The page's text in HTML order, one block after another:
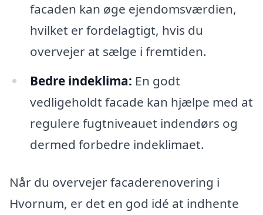
facaden kan øge ejendomsværdien,
hvilket er fordelagtigt, hvis du
overvejer at sælge i fremtiden.
Bedre indeklima: En godt
vedligeholdt facade kan hjælpe med at
regulere fugtniveauet indendørs og
dermed forbedre indeklimaet.
Når du overvejer facaderenovering i
Hvornum, er det en god idé at indhente